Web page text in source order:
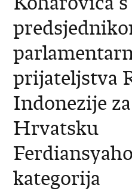
prijateljstva
Indonezije
Hrvatsku
kategorija